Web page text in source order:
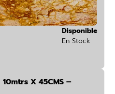
Disponible
En Stock
X 45CMS –